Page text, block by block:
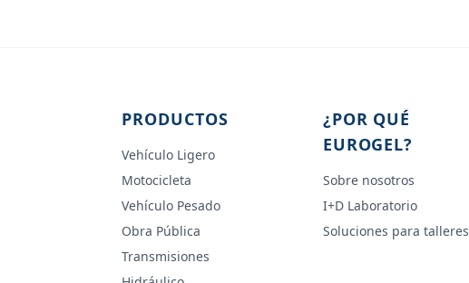
PRODUCTOS
Vehículo Ligero
Motocicleta
Vehículo Pesado
Obra Pública
Transmisiones
¿POR QUÉ
EUROGEL?
Sobre nosotros
I+D Laboratorio
Soluciones para talleres